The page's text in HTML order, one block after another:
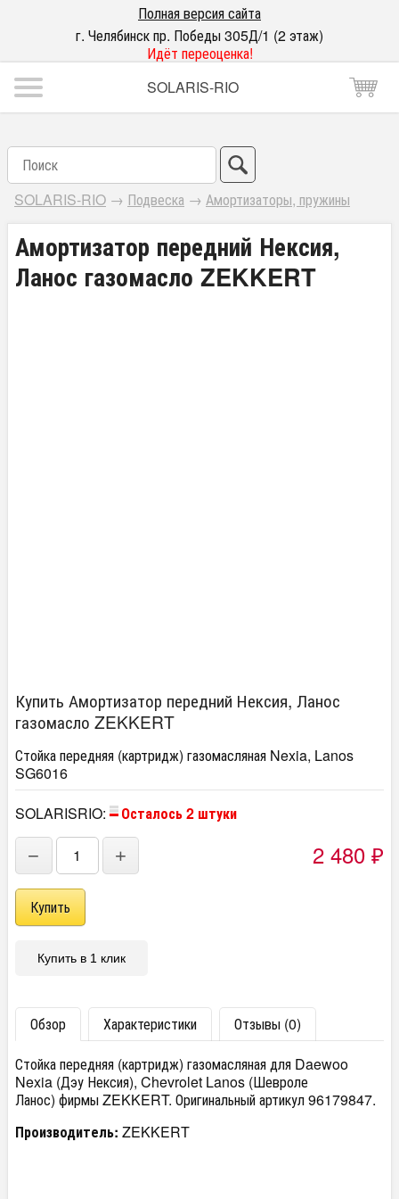
Полная версия сайта
г. Челябинск пр. Победы 305Д/1 (2 этаж)
Идёт переоценка!
SOLARIS-RIO
SOLARIS-RIO → Подвеска → Амортизаторы, пружины
Амортизатор передний Нексия,
Ланос газомасло ZEKKERT
Купить Амортизатор передний Нексия, Ланос
газомасло ZEKKERT
Стойка передняя (картридж) газомасляная Nexia, Lanos
SG6016
SOLARISRIO:
Осталось 2 штуки
− + 2 480 ₽
Купить в 1 клик
Обзор Характеристики
Отзывы (0)
Стойка передняя (картридж) газомасляная для Daewoo
Nexia (Дэу Нексия), Chevrolet Lanos (Шевроле
Ланос) фирмы ZEKKERT. Оригинальный артикул 96179847.
Производитель: ZEKKERT